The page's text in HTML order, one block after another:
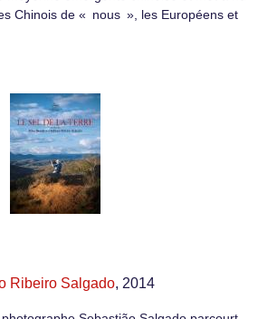
Chinois de « nous », les Européens et
Ribeiro Salgado, 2014